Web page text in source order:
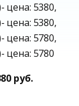
цена: 5380,
цена: 5380,
цена: 5780,
цена: 5780
руб.